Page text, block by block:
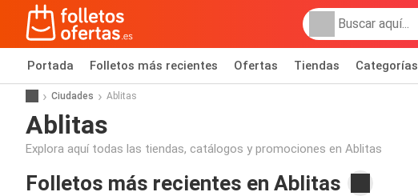
Portada Folletos más recientes Ofertas Tiendas Categorías
Ciudades Ablitas
Ablitas
Explora aquí todas las tiendas, catálogos y promociones en Ablitas
Folletos más recientes en Ablitas